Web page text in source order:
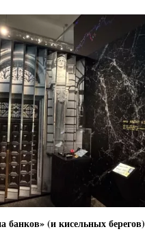
банков» (и кисельных берегов)